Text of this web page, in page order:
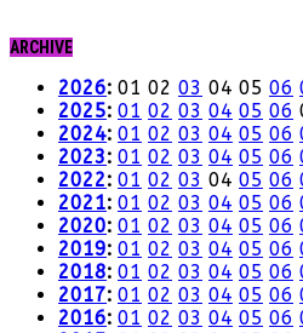
ARCHIVE
2026: 01 02 03 04 05 06
2025: 01 02 03 04 05 06
2024: 01 02 03 04 05 06
2023: 01 02 03 04 05 06
2022: 01 02 03 04 05 06
2021: 01 02 03 04 05 06
2020: 01 02 03 04 05 06
2019: 01 02 03 04 05 06
2018: 01 02 03 04 05 06
2017: 01 02 03 04 05 06
2016: 01 02 03 04 05 06